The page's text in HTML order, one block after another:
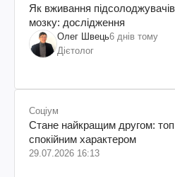
Як вживання
мозку: дослідження
Олег Швець6 днів тому
Дієтолог
Соціум
Стане найкращим другом: топ
спокійним характером
29.07.2026 16:13